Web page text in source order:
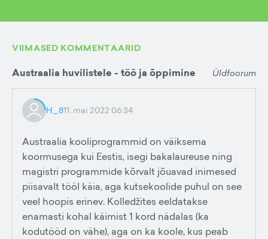
VIIMASED KOMMENTAARID
Austraalia huvilistele - töö ja õppimine Üldfoorum
H_811. mai 2022 06:34
Austraalia kooliprogrammid on väiksema
koormusega kui Eestis, isegi bakalaureuse ning
magistri programmide kõrvalt jõuavad inimesed
piisavalt tööl käia, aga kutsekoolide puhul on see
veel hoopis erinev. Kolledžites eeldatakse
enamasti kohal käimist 1 kord nädalas (ka
kodutööd on vähe), aga on ka koole, kus peab